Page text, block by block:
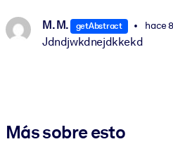
M. M. getAbstract hace
Jdndjwkdnejdkkekd
Más sobre esto